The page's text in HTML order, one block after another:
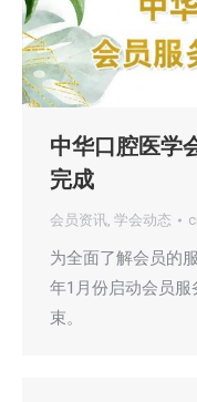
中华口腔医学
完成
会员资讯, 学会动态
为全面了解会员的
年1月份启动会员
束。